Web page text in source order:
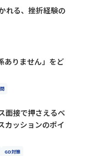
れる、挫折経験の
ありません」をど
面接で押さえるべ
カッションのポイ
GD対策